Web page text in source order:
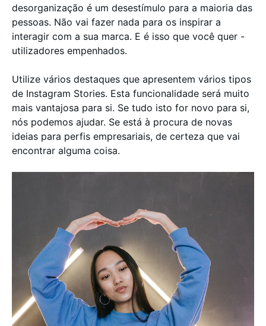
desorganização é um desestímulo para a maioria das
pessoas. Não vai fazer nada para os inspirar a
interagir com a sua marca. E é isso que você quer -
utilizadores empenhados.
Utilize vários destaques que apresentem vários tipos
de Instagram Stories. Esta funcionalidade será muito
mais vantajosa para si. Se tudo isto for novo para si,
nós podemos ajudar. Se está à procura de novas
ideias para perfis empresariais, de certeza que vai
encontrar alguma coisa.